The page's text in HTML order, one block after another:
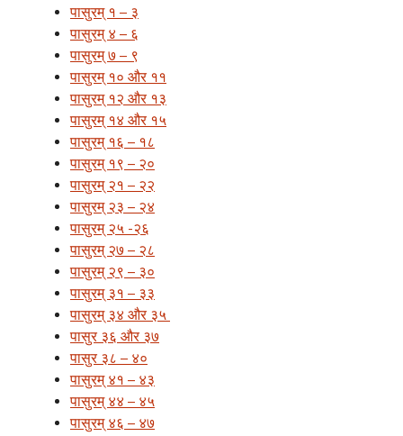
पासुरम् १ – ३
पासुरम् ४ – ६
पासुरम् ७ – ९
पासुरम् १० और ११
पासुरम् १२ और १३
पासुरम् १४ और १५
पासुरम् १६ – १८
पासुरम् १९ – २०
पासुरम् २१ – २२
पासुरम् २३ – २४
पासुरम् २५ -२६
पासुरम् २७ – २८
पासुरम् २९ – ३०
पासुरम् ३१ – ३३
पासुरम् ३४ और ३५
पासुर ३६ और ३७
पासुर ३८ – ४०
पासुरम् ४१ – ४३
पासुरम् ४४ – ४५
पासुरम् ४६ – ४७